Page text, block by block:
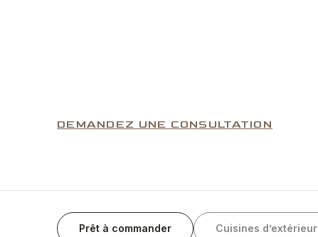
DEMANDEZ UNE CONSULTATION
Prêt à commander Cuisines d’extérieur